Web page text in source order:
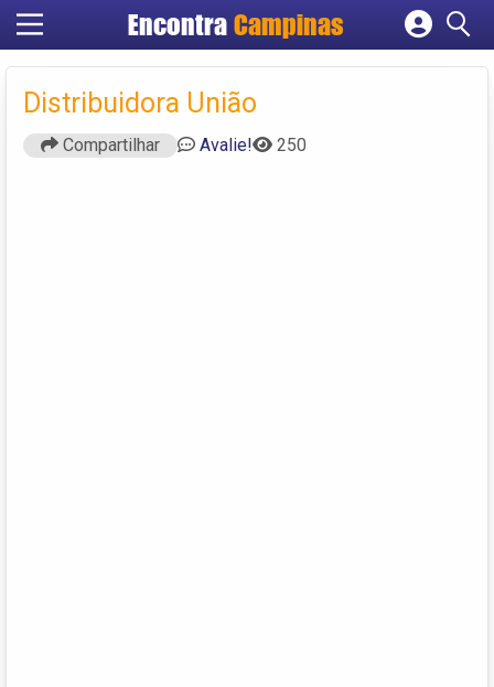
Encontra Campinas
Cadastrar empresa
Fazer login
Criar conta
Distribuidora União
Compartilhar Avalie! 250